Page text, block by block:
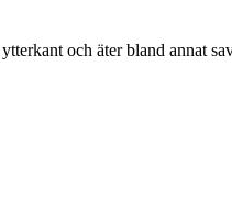
och äter bland annat